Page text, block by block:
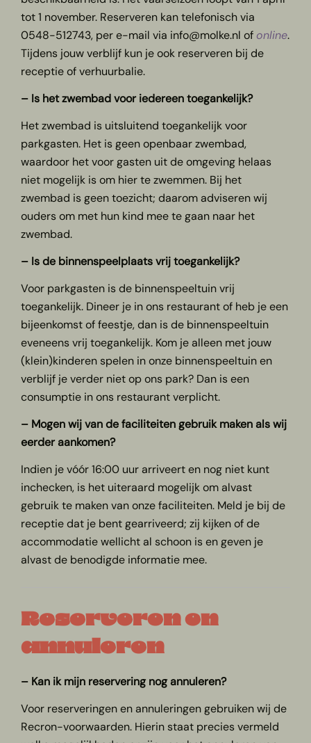
tot 1 november. Reserveren kan telefonisch via
0548-512743, per e-mail via info@molke.nl ofonline.
Tijdens jouw verblijf kun je ook reserveren bij de
receptie of verhuurbalie.
– Is het zwembad voor iedereen toegankelijk?
Het zwembad is uitsluitend toegankelijk voor
parkgasten. Het is geen openbaar zwembad,
waardoor het voor gasten uit de omgeving helaas
niet mogelijk is om hier te zwemmen. Bij het
zwembad is geen toezicht; daarom adviseren wij
ouders om met hun kind mee te gaan naar het
zwembad.
– Is de binnenspeelplaats vrij toegankelijk?
Voor parkgasten is de binnenspeeltuin vrij
toegankelijk. Dineer je in ons restaurant of heb je een
bijeenkomst of feestje, dan is de binnenspeeltuin
eveneens vrij toegankelijk. Kom je alleen met jouw
(klein)kinderen spelen in onze binnenspeeltuin en
verblijf je verder niet op ons park? Dan is een
consumptie in ons restaurant verplicht.
– Mogen wij van de faciliteiten gebruik maken als wij
eerder aankomen?
Indien je vóór 16:00 uur arriveert en nog niet kunt
inchecken, is het uiteraard mogelijk om alvast
gebruik te maken van onze faciliteiten. Meld je bij de
receptie dat je bent gearriveerd; zij kijken of de
accommodatie wellicht al schoon is en geven je
alvast de benodigde informatie mee.
Reserveren en
annuleren
– Kan ik mijn reservering nog annuleren?
Voor reserveringen en annuleringen gebruiken wij de
Recron-voorwaarden. Hierin staat precies vermeld